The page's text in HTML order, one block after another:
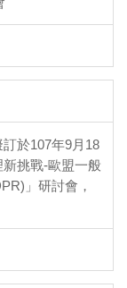
於107年9月18
挑戰-歐盟一般
」研討會，